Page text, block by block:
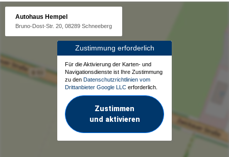
Autohaus Hempel
Bruno-Dost-Str. 20, 08289 Schneeberg
Zustimmung erforderlich
Für die Aktivierung der Karten- und
Navigationsdienste ist Ihre Zustimmung
zu den Datenschutzrichtlinien vom
Drittanbieter Google LLC erforderlich.
Zustimmen
und aktivieren